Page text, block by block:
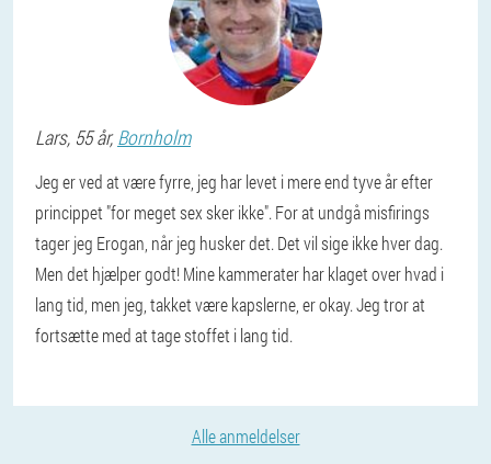
Lars, 55 år,Bornholm
Jeg er ved at være fyrre, jeg har levet i mere end tyve år efter
princippet "for meget sex sker ikke". For at undgå misfirings
tager jeg Erogan, når jeg husker det. Det vil sige ikke hver dag.
Men det hjælper godt! Mine kammerater har klaget over hvad i
lang tid, men jeg, takket være kapslerne, er okay. Jeg tror at
fortsætte med at tage stoffet i lang tid.
Alle anmeldelser